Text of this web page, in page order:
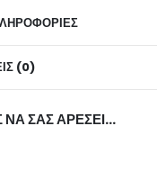
(0)
ΝΑ ΣΑΣ ΑΡΈΣΕΙ…